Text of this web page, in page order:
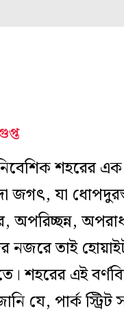
শহরের এক
জগৎ, যা
অপরিচ্ছন্ন,
নজরে তাই
শহরের এই
যে, পার্ক